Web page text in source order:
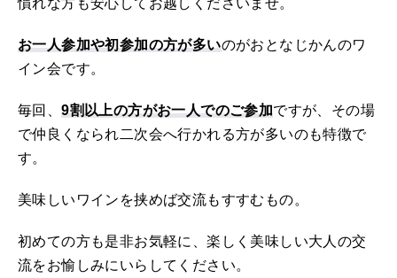
お一人参加や初参加の方が多いのがおとなじかんのワ
イン会です。
毎回、9割以上の方がお一人でのご参加ですが、その場
で仲良くなられ二次会へ行かれる方が多いのも特徴で
す。
美味しいワインを挟めば交流もすすむもの。
初めての方も是非お気軽に、楽しく美味しい大人の交
流をお愉しみにいらしてください。